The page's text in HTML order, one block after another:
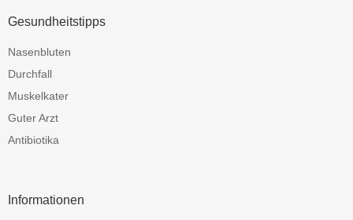
Gesundheitstipps
Nasenbluten
Durchfall
Muskelkater
Guter Arzt
Antibiotika
Informationen